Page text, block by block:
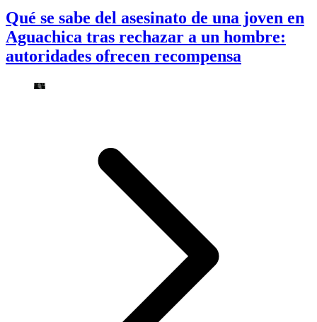
Qué se sabe del asesinato de una joven en
Aguachica tras rechazar a un hombre:
autoridades ofrecen recompensa